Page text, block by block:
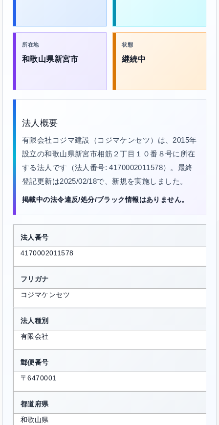
所在地
和歌山県新宮市
状態
継続中
法人概要
有限会社コジマ建設（コジマケンセツ）は、2015年
設立の和歌山県新宮市相筋２丁目１０番８号に所在
する法人です（法人番号: 4170002011578）。最終
登記更新は2025/02/18で、新規を実施しました。
掲載中の法令違反/処分/ブラック情報はありません。
法人番号
4170002011578
フリガナ
コジマケンセツ
法人種別
有限会社
郵便番号
〒6470001
都道府県
和歌山県